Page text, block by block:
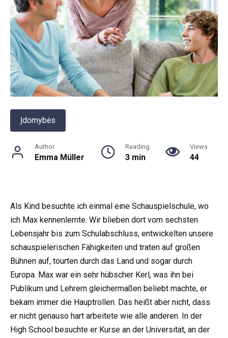
Įdomybės
Author
Emma Müller
Reading
3 min
Views
44
Als Kind besuchte ich einmal eine Schauspielschule, wo
ich Max kennenlernte. Wir blieben dort vom sechsten
Lebensjahr bis zum Schulabschluss, entwickelten unsere
schauspielerischen Fähigkeiten und traten auf großen
Bühnen auf, tourten durch das Land und sogar durch
Europa. Max war ein sehr hübscher Kerl, was ihn bei
Publikum und Lehrern gleichermaßen beliebt machte, er
bekam immer die Hauptrollen. Das heißt aber nicht, dass
er nicht genauso hart arbeitete wie alle anderen. In der
High School besuchte er Kurse an der Universität, an der